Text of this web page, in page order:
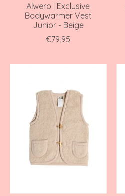
Alwero | Exclusive
Bodywarmer Vest
Junior - Beige
€79,95